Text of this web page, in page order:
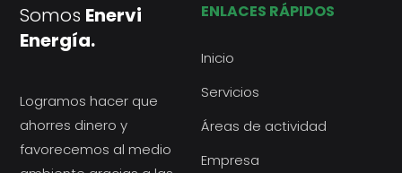
Somos Enervi
Energía.
Logramos hacer que
ahorres dinero y
favorecemos al medio
ENLACES RÁPIDOS
Inicio
Servicios
Áreas de actividad
Empresa